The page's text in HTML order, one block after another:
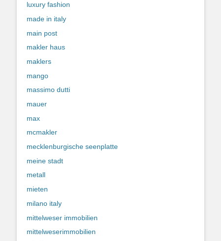
luxury fashion
made in italy
main post
makler haus
maklers
mango
massimo dutti
mauer
max
mcmakler
mecklenburgische seenplatte
meine stadt
metall
mieten
milano italy
mittelweser immobilien
mittelweserimmobilien